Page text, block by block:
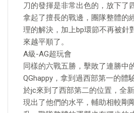
刀的發揮是非常出色的，放下了
拿起了擅長的戰邊，團隊整體的
理的解決，加上bp環節不再被針
來越平順了。
A級-AG超玩會
同樣的六戰五勝，擊敗了連勝中
QGhappy，拿到過西部第一的體
於jc來到了西部第二的位置，全
現出了他們的水平，輔助相較剛